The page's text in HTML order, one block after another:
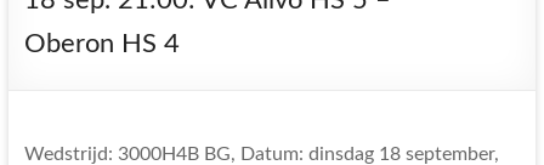
Oberon HS 4
Wedstrijd: 3000H4B BG, Datum: dinsdag 18 september,